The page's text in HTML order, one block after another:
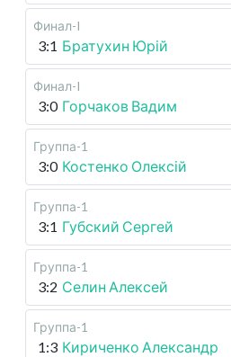
Финал-I
3:1 Братухин Юрій
Финал-I
3:0 Горчаков Вадим
Группа-1
3:0 Костенко Олексій
Группа-1
3:1 Губский Сергей
Группа-1
3:2 Селин Алексей
Группа-1
1:3 Кириченко Александр